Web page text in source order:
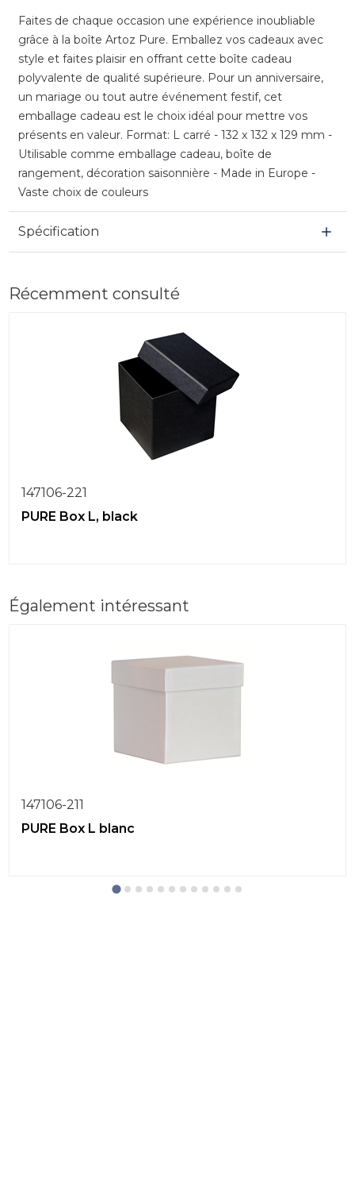
Faites de chaque occasion une expérience inoubliable
grâce à la boîte Artoz Pure. Emballez vos cadeaux avec
style et faites plaisir en offrant cette boîte cadeau
polyvalente de qualité supérieure. Pour un anniversaire,
un mariage ou tout autre événement festif, cet
emballage cadeau est le choix idéal pour mettre vos
présents en valeur. Format: L carré - 132 x 132 x 129 mm -
Utilisable comme emballage cadeau, boîte de
rangement, décoration saisonnière - Made in Europe -
Vaste choix de couleurs
Spécification
Récemment consulté
147106-221
PURE Box L, black
Également intéressant
147106-211
PURE Box L blanc